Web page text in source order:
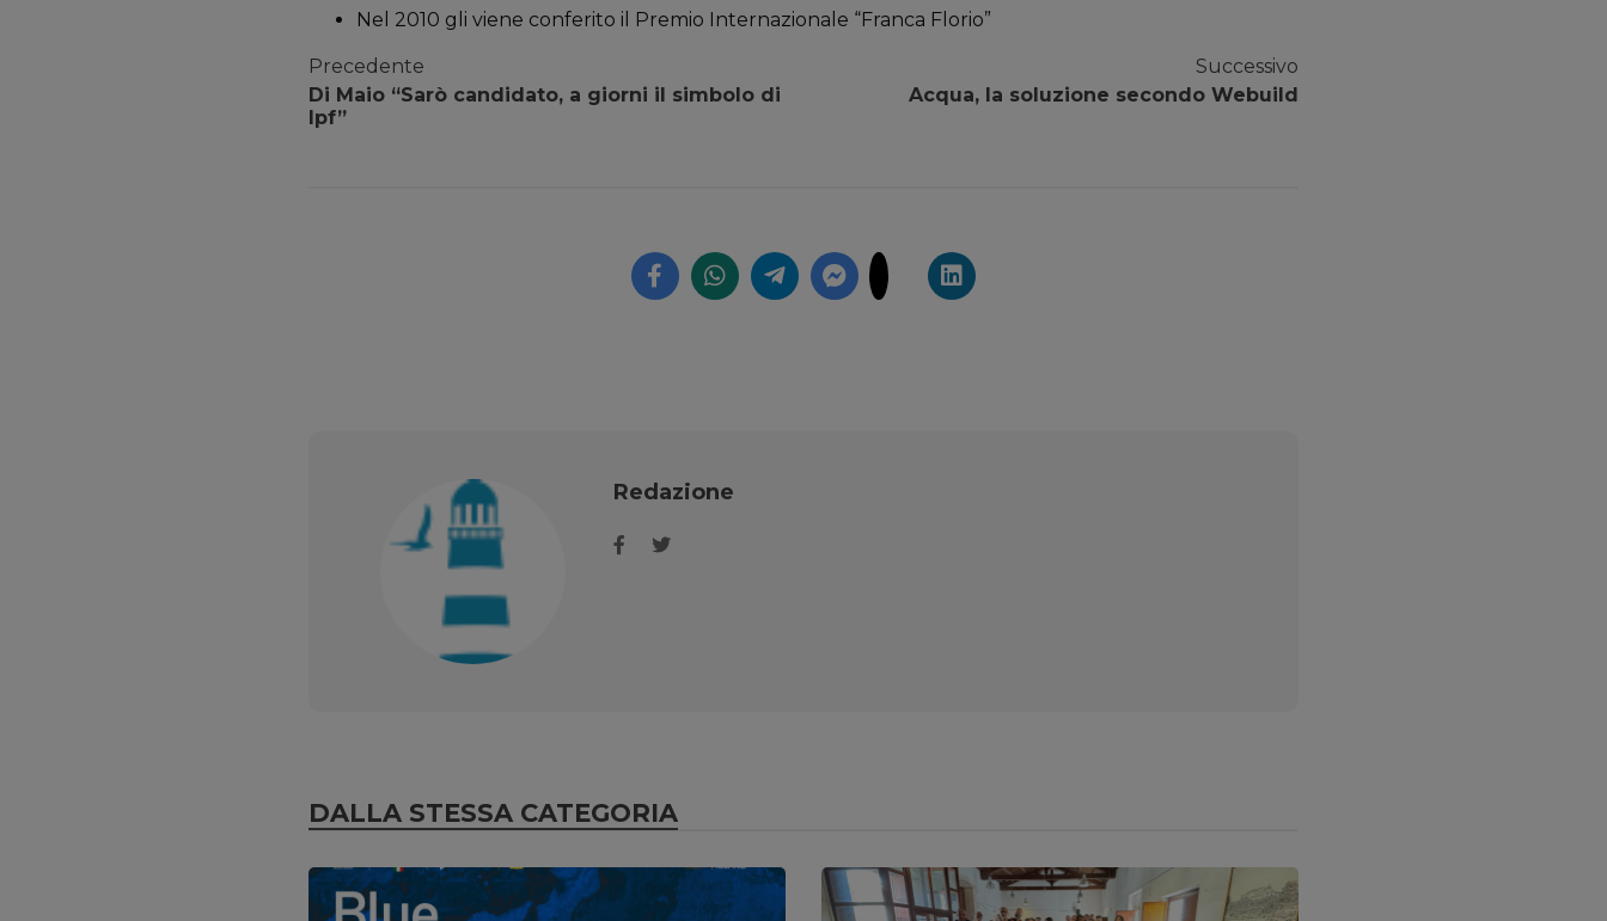
Nel 2010 gli viene conferito il Premio Internazionale “Franca Florio”
Precedente
Di Maio “Sarò candidato, a giorni il simbolo di
Ipf”
Successivo
Acqua, la soluzione secondo Webuild
Redazione
DALLA STESSA CATEGORIA